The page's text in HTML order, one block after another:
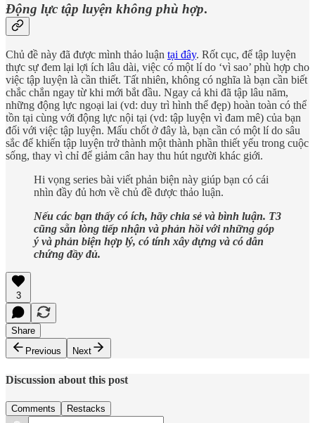
Động lực tập luyện không phù hợp.
Chủ đề này đã được mình thảo luận tại đây. Rốt cục, để tập luyện
thực sự đem lại lợi ích lâu dài, việc có một lí do ‘vì sao’ phù hợp cho
việc tập luyện là cần thiết. Tất nhiên, không có nghĩa là bạn cần biết
chắc chắn ngay từ khi mới bắt đầu. Ngay cả khi đã tập lâu năm,
những động lực ngoại lai (vd: duy trì hình thể đẹp) hoàn toàn có thể
tồn tại cùng với động lực nội tại (vd: tập luyện vì đam mê) của bạn
đối với việc tập luyện. Mấu chốt ở đây là, bạn cần có một lí do sâu
sắc để khiến tập luyện trở thành một thành phần thiết yếu trong cuộc
sống, thay vì chỉ để giảm cân hay thu hút người khác giới.
Hi vọng series bài viết phản biện này giúp bạn có cái
nhìn đầy đủ hơn về chủ đề được thảo luận.
Nếu các bạn thấy có ích, hãy chia sẻ và bình luận. T3
cũng sẵn lòng tiếp nhận và phản hồi với những góp
ý và phản biện hợp lý, có tính xây dựng và có dẫn
chứng đầy đủ.
3
Share
Previous
Next
Discussion about this post
Comments Restacks